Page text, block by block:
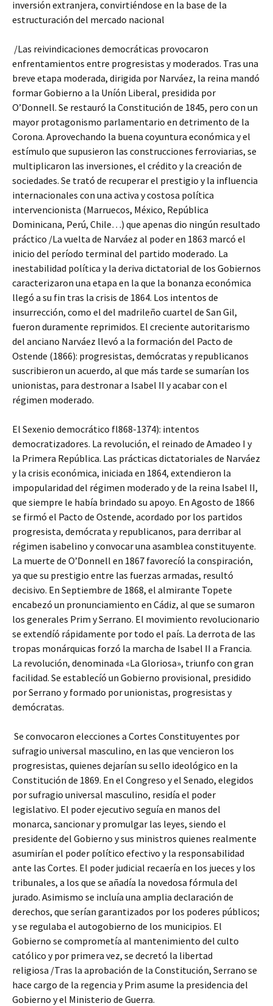
inversión extranjera, convirtiéndose en la base de la
estructuración del mercado nacional
/Las reivindicaciones democráticas provocaron
enfrentamientos entre progresistas y moderados. Tras una
breve etapa moderada, dirigida por Narváez, la reina mandó
formar Gobierno a la Uníón Liberal, presidida por
O’Donnell. Se restauró la Constitución de 1845, pero con un
mayor protagonismo parlamentario en detrimento de la
Corona. Aprovechando la buena coyuntura económica y el
estímulo que supusieron las construcciones ferroviarias, se
multiplicaron las inversiones, el crédito y la creación de
sociedades. Se trató de recuperar el prestigio y la influencia
internacionales con una activa y costosa política
intervencionista (Marruecos, México, República
Dominicana, Perú, Chile…) que apenas dio ningún resultado
práctico /La vuelta de Narváez al poder en 1863 marcó el
inicio del período terminal del partido moderado. La
inestabilidad política y la deriva dictatorial de los Gobiernos
caracterizaron una etapa en la que la bonanza económica
llegó a su fin tras la crisis de 1864. Los intentos de
insurrección, como el del madrileño cuartel de San Gil,
fueron duramente reprimidos. El creciente autoritarismo
del anciano Narváez llevó a la formación del Pacto de
Ostende (1866): progresistas, demócratas y republicanos
suscribieron un acuerdo, al que más tarde se sumarían los
unionistas, para destronar a Isabel II y acabar con el
régimen moderado.
El Sexenio democrático fl868-1374): intentos
democratizadores. La revolución, el reinado de Amadeo I y
la Primera República. Las prácticas dictatoriales de Narváez
y la crisis económica, iniciada en 1864, extendieron la
impopularidad del régimen moderado y de la reina Isabel II,
que siempre le había brindado su apoyo. En Agosto de 1866
se firmó el Pacto de Ostende, acordado por los partidos
progresista, demócrata y republicanos, para derribar al
régimen isabelino y convocar una asamblea constituyente.
La muerte de O’Donnell en 1867 favorecíó la conspiración,
ya que su prestigio entre las fuerzas armadas, resultó
decisivo. En Septiembre de 1868, el almirante Topete
encabezó un pronunciamiento en Cádiz, al que se sumaron
los generales Prim y Serrano. El movimiento revolucionario
se extendíó rápidamente por todo el país. La derrota de las
tropas monárquicas forzó la marcha de Isabel II a Francia.
La revolución, denominada «La Gloriosa», triunfo con gran
facilidad. Se establecíó un Gobierno provisional, presidido
por Serrano y formado por unionistas, progresistas y
demócratas.
Se convocaron elecciones a Cortes Constituyentes por
sufragio universal masculino, en las que vencieron los
progresistas, quienes dejarían su sello ideológico en la
Constitución de 1869. En el Congreso y el Senado, elegidos
por sufragio universal masculino, residía el poder
legislativo. El poder ejecutivo seguía en manos del
monarca, sancionar y promulgar las leyes, siendo el
presidente del Gobierno y sus ministros quienes realmente
asumirían el poder político efectivo y la responsabilidad
ante las Cortes. El poder judicial recaería en los jueces y los
tribunales, a los que se añadía la novedosa fórmula del
jurado. Asimismo se incluía una amplia declaración de
derechos, que serían garantizados por los poderes públicos;
y se regulaba el autogobierno de los municipios. El
Gobierno se comprometía al mantenimiento del culto
católico y por primera vez, se decretó la libertad
religiosa /Tras la aprobación de la Constitución, Serrano se
hace cargo de la regencia y Prim asume la presidencia del
Gobierno y el Ministerio de Guerra.